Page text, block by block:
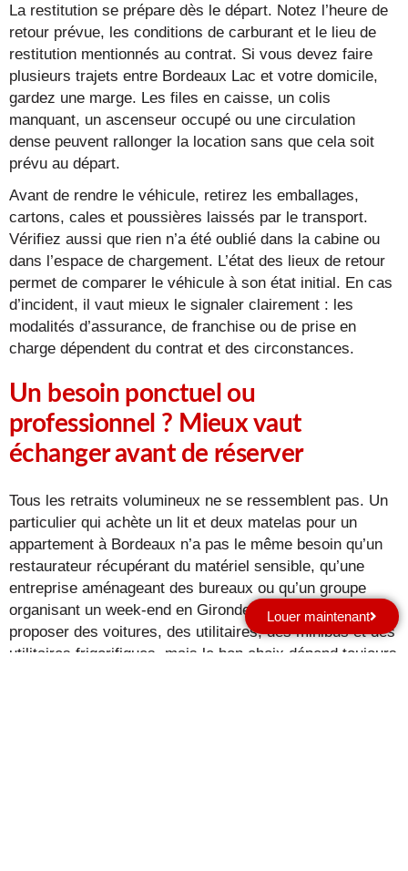
La restitution se prépare dès le départ. Notez l’heure de
retour prévue, les conditions de carburant et le lieu de
restitution mentionnés au contrat. Si vous devez faire
plusieurs trajets entre Bordeaux Lac et votre domicile,
gardez une marge. Les files en caisse, un colis
manquant, un ascenseur occupé ou une circulation
dense peuvent rallonger la location sans que cela soit
prévu au départ.
Avant de rendre le véhicule, retirez les emballages,
cartons, cales et poussières laissés par le transport.
Vérifiez aussi que rien n’a été oublié dans la cabine ou
dans l’espace de chargement. L’état des lieux de retour
permet de comparer le véhicule à son état initial. En cas
d’incident, il vaut mieux le signaler clairement : les
modalités d’assurance, de franchise ou de prise en
charge dépendent du contrat et des circonstances.
Un besoin ponctuel ou
professionnel ? Mieux vaut
échanger avant de réserver
Tous les retraits volumineux ne se ressemblent pas. Un
particulier qui achète un lit et deux matelas pour un
appartement à Bordeaux n’a pas le même besoin qu’un
restaurateur récupérant du matériel sensible, qu’une
entreprise aménageant des bureaux ou qu’un groupe
organisant un week-end en Gironde. City Rent peut
proposer des voitures, des utilitaires, des minibus et des
utilitaires frigorifiques, mais le bon choix dépend toujours
Louer maintenant